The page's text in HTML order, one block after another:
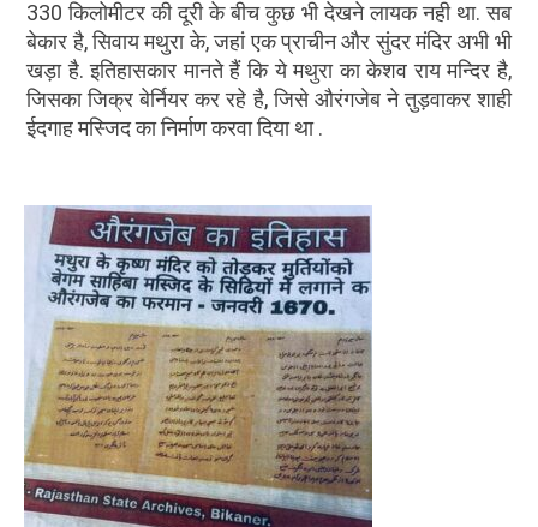
330 किलोमीटर की दूरी के बीच कुछ भी देखने लायक नही था. सब
बेकार है, सिवाय मथुरा के, जहां एक प्राचीन और सुंदर मंदिर अभी भी
खड़ा है. इतिहासकार मानते हैं कि ये मथुरा का केशव राय मन्दिर है,
जिसका जिक्र बेर्नियर कर रहे है, जिसे औरंगजेब ने तुड़वाकर शाही
ईदगाह मस्जिद का निर्माण करवा दिया था .